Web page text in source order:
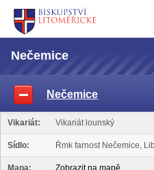
Nečemice
Nečemice
Vikariát: Vikariát lounský
Sídlo: Řmk farnost Nečemice,
Mapa: Zobrazit na mapě